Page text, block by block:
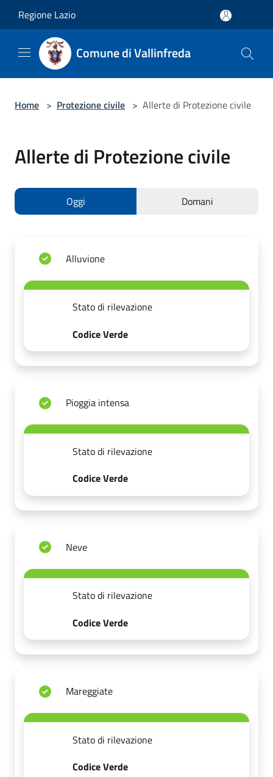
Regione Lazio
Comune di Vallinfreda
Home > Protezione civile > Allerte di Protezione civile
Allerte di Protezione civile
Oggi Domani
Alluvione
Stato di rilevazione
Codice Verde
Pioggia intensa
Stato di rilevazione
Codice Verde
Neve
Stato di rilevazione
Codice Verde
Mareggiate
Stato di rilevazione
Codice Verde